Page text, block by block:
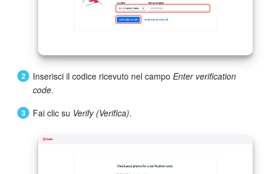
Inserisci il codice ricevuto nel campo Enter verification
code.
Fai clic su Verify (Verifica).